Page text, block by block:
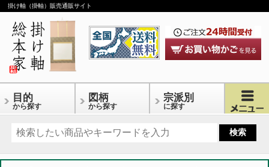
掛け軸（掛軸）販売通販サイト
目的
から探す
図柄
から探す
宗派別
に探す